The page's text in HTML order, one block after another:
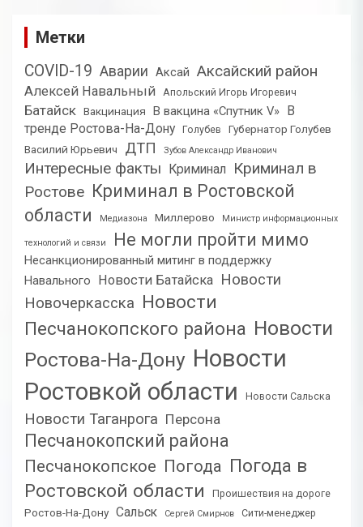
Метки
COVID-19 Аварии Аксай Аксайский район
Алексей Навальный Апольский Игорь Игоревич
Батайск Вакцинация В вакцина «Спутник V»
В
тренде Ростова-На-Дону
Голубев
Губернатор Голубев
Василий Юрьевич
ДТП Зубов Александр Иванович
Интересные факты Криминал
Криминал в
Ростове Криминал в Ростовской
области
Медиазона Миллерово Министр информационных
технологий и связи Не могли пройти мимо
Несанкционированный митинг в поддержку
Навального
Новости Батайска Новости
Новочеркасска Новости
Песчанокопского района Новости
Ростова-На-Дону Новости
Ростовкой области
Новости Сальска
Новости Таганрога Персона
Песчанокопский района
Песчанокопское Погода Погода в
Ростовской области
Проишествия на дороге
Ростов-На-Дону Сальск Сергей Смирнов
Сити-менеджер